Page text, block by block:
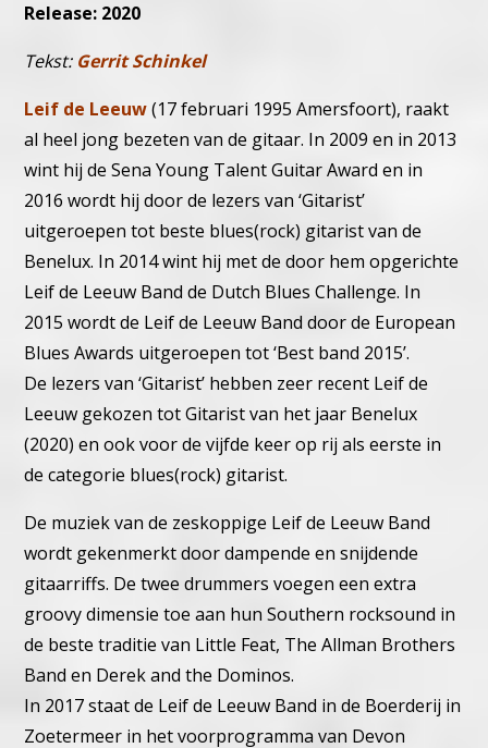
Release: 2020
Tekst: Gerrit Schinkel
Leif de Leeuw(17 februari 1995 Amersfoort), raakt
al heel jong bezeten van de gitaar. In 2009 en in 2013
wint hij de Sena Young Talent Guitar Award en in
2016 wordt hij door de lezers van ‘Gitarist’
uitgeroepen tot beste blues(rock) gitarist van de
Benelux. In 2014 wint hij met de door hem opgerichte
Leif de Leeuw Band de Dutch Blues Challenge. In
2015 wordt de Leif de Leeuw Band door de European
Blues Awards uitgeroepen tot ‘Best band 2015’.
De lezers van ‘Gitarist’ hebben zeer recent Leif de
Leeuw gekozen tot Gitarist van het jaar Benelux
(2020) en ook voor de vijfde keer op rij als eerste in
de categorie blues(rock) gitarist.
De muziek van de zeskoppige Leif de Leeuw Band
wordt gekenmerkt door dampende en snijdende
gitaarriffs. De twee drummers voegen een extra
groovy dimensie toe aan hun Southern rocksound in
de beste traditie van Little Feat, The Allman Brothers
Band en Derek and the Dominos.
In 2017 staat de Leif de Leeuw Band in de Boerderij in
Zoetermeer in het voorprogramma van Devon